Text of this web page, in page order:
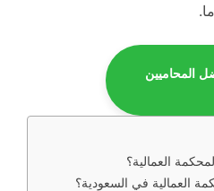
المحاميين
العمالية؟
العمالية في السعودية؟